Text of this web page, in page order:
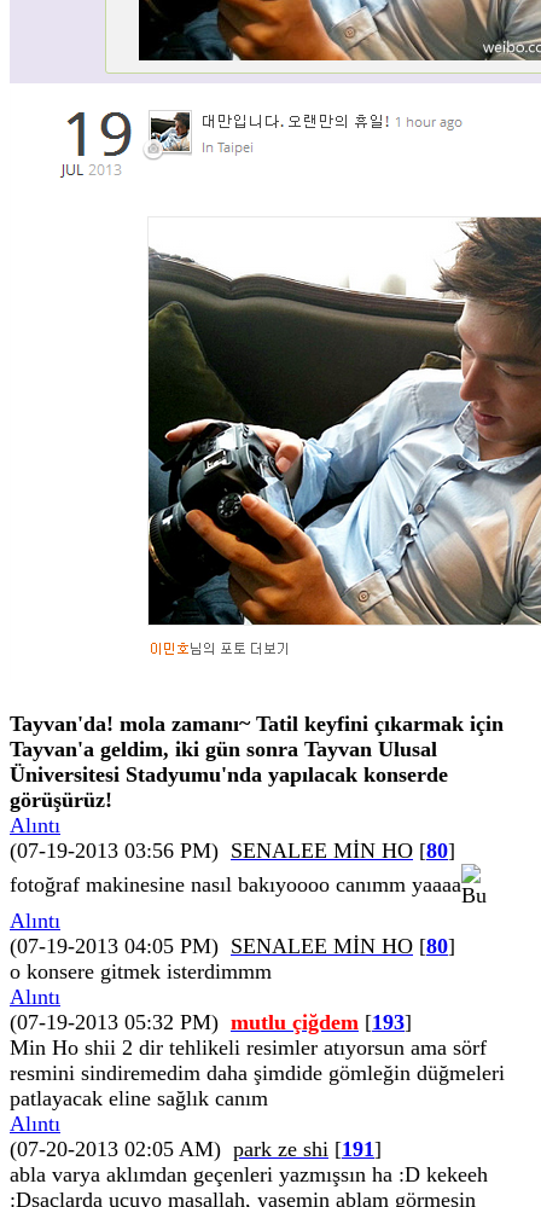
Tayvan'da! mola zamanı~ Tatil keyfini çıkarmak için
Tayvan'a geldim, iki gün sonra Tayvan Ulusal
Üniversitesi Stadyumu'nda yapılacak konserde
görüşürüz!
Alıntı
(07-19-2013 03:56 PM) SENALEE MİN HO [80]
fotoğraf makinesine nasıl bakıyoooo canımm yaaaa
Alıntı
(07-19-2013 04:05 PM) SENALEE MİN HO [80]
o konsere gitmek isterdimmm
Alıntı
(07-19-2013 05:32 PM) mutlu çiğdem [193]
Min Ho shii 2 dir tehlikeli resimler atıyorsun ama sörf
resmini sindiremedim daha şimdide gömleğin düğmeleri
patlayacak eline sağlık canım
Alıntı
(07-20-2013 02:05 AM) park ze shi [191]
abla varya aklımdan geçenleri yazmışsın ha :D kekeeh
:Dsaçlarda uçuyo maşallah, yasemin ablam görmesin